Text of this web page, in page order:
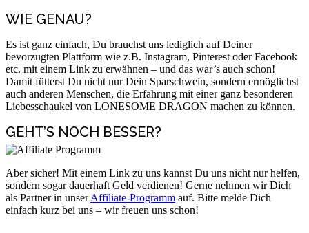
WIE GENAU?
Es ist ganz einfach, Du brauchst uns lediglich auf Deiner
bevorzugten Plattform wie z.B. Instagram, Pinterest oder Facebook
etc. mit einem Link zu erwähnen – und das war’s auch schon!
Damit fütterst Du nicht nur Dein Sparschwein, sondern ermöglichst
auch anderen Menschen, die Erfahrung mit einer ganz besonderen
Liebesschaukel von LONESOME DRAGON machen zu können.
GEHT’S NOCH BESSER?
Aber sicher! Mit einem Link zu uns kannst Du uns nicht nur helfen,
sondern sogar dauerhaft Geld verdienen! Gerne nehmen wir Dich
als Partner in unserAffiliate-Programm auf. Bitte melde Dich
einfach kurz bei uns – wir freuen uns schon!